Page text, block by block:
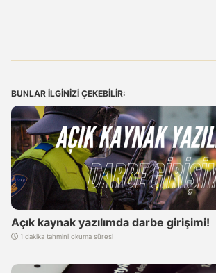
BUNLAR ILGINIZI ÇEKEBILIR:
Açık kaynak yazılımda darbe girişimi!
1 dakika tahmini okuma süresi